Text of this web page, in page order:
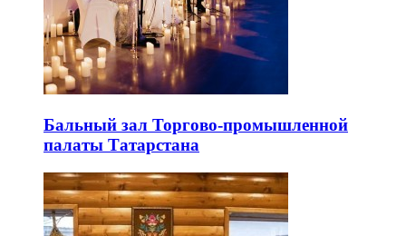
Бальный зал Торгово-промышленной
палаты Татарстана